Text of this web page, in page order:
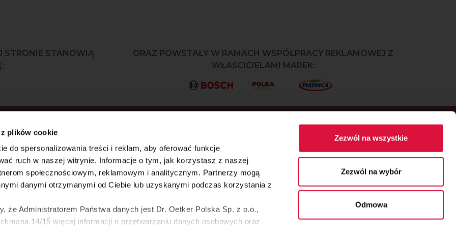
plików cookie
do spersonalizowania treści i reklam, aby oferować funkcje
ruch w naszej witrynie. Informacje o tym, jak korzystasz z naszej
społecznościowym, reklamowym i analitycznym. Partnerzy mogą
danymi otrzymanymi od Ciebie lub uzyskanymi podczas korzystania z
że Administratorem Państwa danych jest Dr. Oetker Polska Sp. z o.o.,
14/15 więcej informacji o przetwarzaniu danych osobowych oraz
Zezwól na wszystkie
Zezwól na wybór
Odmowa
STRONIE STANOWIĄ
ORAZ POWSTAŁY W RAMACH WSPÓŁPRACY REKLAMOWEJ Z
WŁAŚCICIELAMI MAREK:
Główny partner serwisu
JAKO PIERWSZY
WYJĄTKOWE